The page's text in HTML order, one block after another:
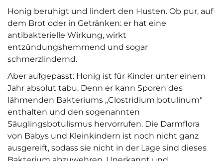
Honig beruhigt und lindert den Husten. Ob pur, auf
dem Brot oder in Getränken: er hat eine
antibakterielle Wirkung, wirkt
entzündungshemmend und sogar
schmerzlindernd.
Aber aufgepasst: Honig ist für Kinder unter einem
Jahr absolut tabu. Denn er kann Sporen des
lähmenden Bakteriums „Clostridium botulinum“
enthalten und den sogenannten
Säuglingsbotulismus hervorrufen. Die Darmflora
von Babys und Kleinkindern ist noch nicht ganz
ausgereift, sodass sie nicht in der Lage sind dieses